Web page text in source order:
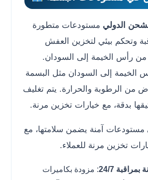
الدولي مستودعات متطورة
وتحكم بيئي لتخزين العفش
من رأس الخيمة إلى السودان.
إلى السودان مثل البسمة
من الرطوبة والحرارة. يتم تغليف
بدقة، مع خيارات تخزين مرنة.
آمنة يضمن سلامتها، مع
تخزين مرنة للعملاء.
24/7
: مزودة بكاميرات